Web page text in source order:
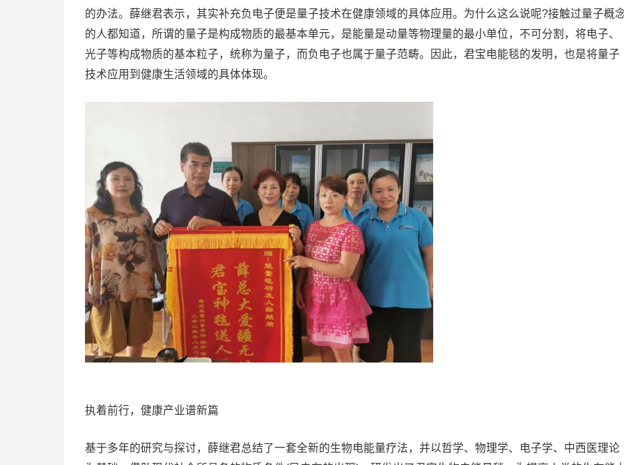
的办法。薛继君表示，其实补充负电子便是量子技术在健康领域的具体应用。为什么这么说呢?接触过量子概
的人都知道，所谓的量子是构成物质的最基本单元，是能量是动量等物理量的最小单位，不可分割，将电子、
光子等构成物质的基本粒子，统称为量子，而负电子也属于量子范畴。因此，君宝电能毯的发明，也是将量子
技术应用到健康生活领域的具体体现。
执着前行，健康产业谱新篇
基于多年的研究与探讨，薛继君总结了一套全新的生物电能量疗法，并以哲学、物理学、电子学、中西医理论